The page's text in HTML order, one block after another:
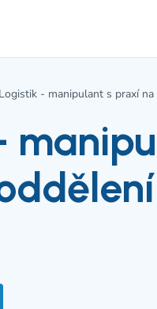
Logistik - manipulant s praxí